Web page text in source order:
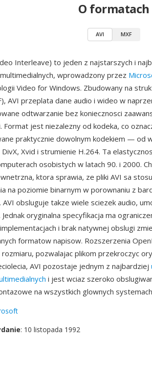
O formatach
AVI MXF
Interleave) to jeden z najstarszych i
wprowadzony przez
Video for Windows. Zbudowany na
AVI przeplata dane audio i wideo w
odtwarzanie bez koniecznosci
Format jest niezalezny od kodeka, co
praktycznie dowolnym kodekiem — od
Xvid i strumienie H.264. Ta
osobistych w latach 90. i 2000.
ktora sprawia, ze pliki AVI sa
na poziomie binarnym w porownaniu z
AVI obsluguje takze wiele sciezek audio,
Jednak oryginalna specyfikacja ma
i brak natywnej obslugi
formatow napisow. Rozszerzenia
pozwalajac plikom przekroczyc
AVI pozostaje jednym z najbardziej
i jest wciaz szeroko
na wszystkich glownych
: 10 listopada 1992